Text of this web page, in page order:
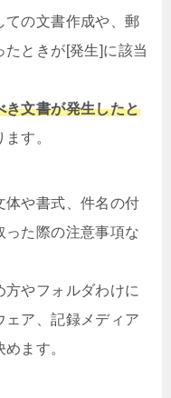
ての文書作成や、郵
ときが[発生]に該当
き文書が発生したと
す。
体や書式、件名の付
った際の注意事項な
やフォルダわけに
ェア、記録メディア
ます。